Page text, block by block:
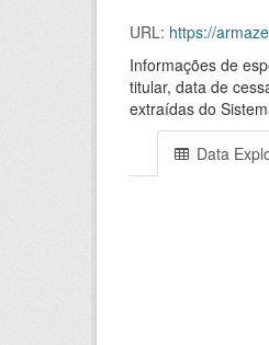
URL: https://
Informações de
titular, data de
extraídas do
Data